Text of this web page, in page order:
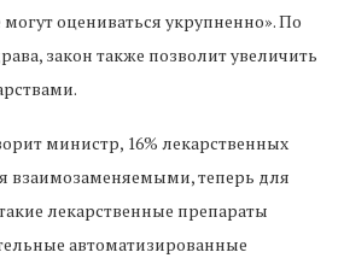
оцениваться укрупненно». По
закон также позволит увеличить
министр, 16% лекарственных
взаимозаменяемыми, теперь для
лекарственные препараты
автоматизированные